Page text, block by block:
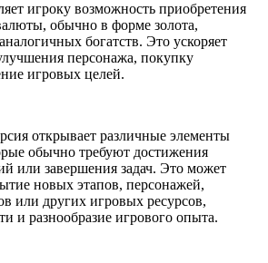
игроку возможность приобретения
обычно в форме золота,
богатств. Это ускоряет
персонажа, покупку
игровых целей.
открывает различные элементы
обычно требуют достижения
или завершения задач. Это может
новых этапов, персонажей,
или других игровых ресурсов,
и разнообразие игрового опыта.